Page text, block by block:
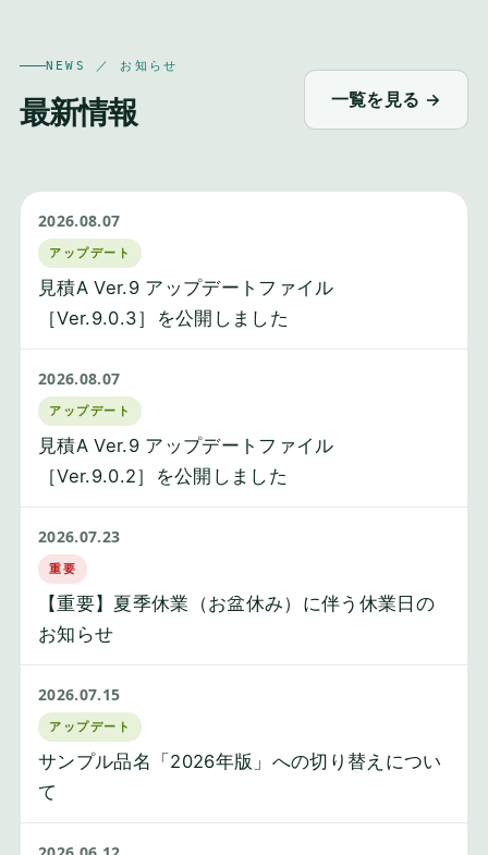
NEWS ／ お知らせ
最新情報 一覧を見る →
2026.08.07
アップデート
見積A Ver.9 アップデートファイル
［Ver.9.0.3］を公開しました
2026.08.07
アップデート
見積A Ver.9 アップデートファイル
［Ver.9.0.2］を公開しました
2026.07.23
重要
【重要】夏季休業（お盆休み）に伴う休業日の
お知らせ
2026.07.15
アップデート
サンプル品名「2026年版」への切り替えについ
て